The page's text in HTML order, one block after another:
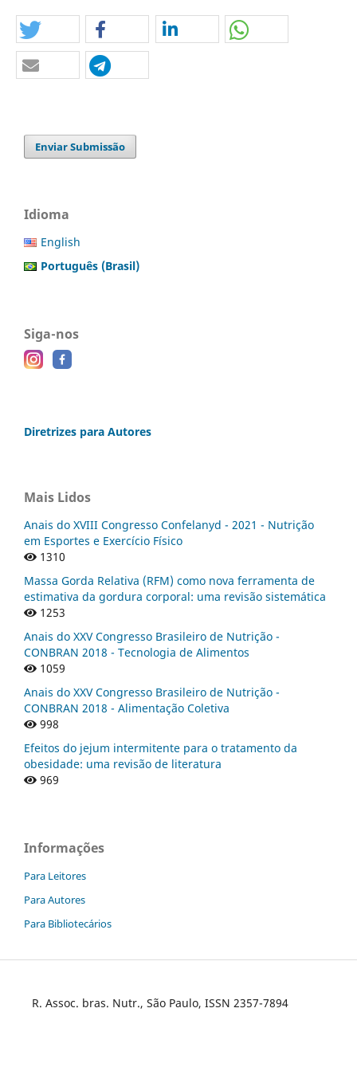
Enviar Submissão
Idioma
English
Português (Brasil)
Siga-nos
Diretrizes para Autores
Mais Lidos
Anais do XVIII Congresso Confelanyd - 2021 - Nutrição
em Esportes e Exercício Físico
1310
Massa Gorda Relativa (RFM) como nova ferramenta de
estimativa da gordura corporal: uma revisão sistemática
1253
Anais do XXV Congresso Brasileiro de Nutrição -
CONBRAN 2018 - Tecnologia de Alimentos
1059
Anais do XXV Congresso Brasileiro de Nutrição -
CONBRAN 2018 - Alimentação Coletiva
998
Efeitos do jejum intermitente para o tratamento da
obesidade: uma revisão de literatura
969
Informações
Para Leitores
Para Autores
Para Bibliotecários
R. Assoc. bras. Nutr., São Paulo, ISSN 2357-7894